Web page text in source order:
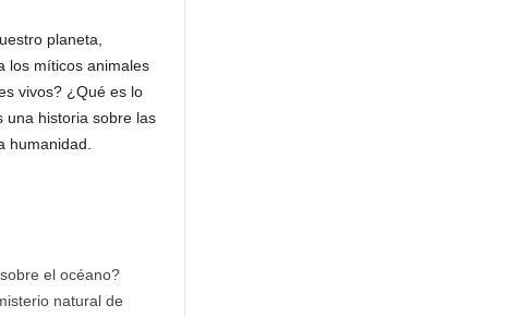
planeta,
los míticos animales
vivos? ¿Qué es lo
una historia sobre las
humanidad.
el océano?
natural de